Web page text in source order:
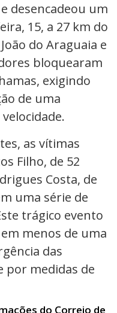
desencadeou um
15, a 27 km do
do Araguaia e
bloquearam
exigindo
de uma
as vítimas
Filho, de 52
Costa, de
uma série de
trágico evento
menos de uma
das
por medidas de
do Correio de